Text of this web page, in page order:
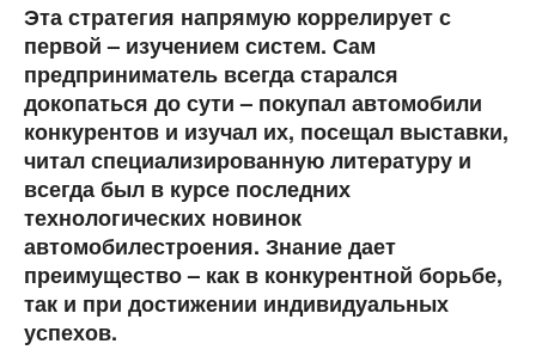
Эта стратегия напрямую коррелирует с
первой – изучением систем. Сам
предприниматель всегда старался
докопаться до сути – покупал автомобили
конкурентов и изучал их, посещал выставки,
читал специализированную литературу и
всегда был в курсе последних
технологических новинок
автомобилестроения. Знание дает
преимущество – как в конкурентной борьбе,
так и при достижении индивидуальных
успехов.